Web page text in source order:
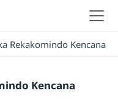
Rekakomindo Kencana
Kencana